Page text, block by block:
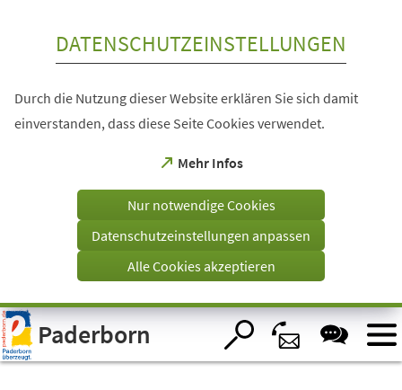
Visuelle
Assistenzsoftware
öffnen.
DATENSCHUTZEINSTELLUNGEN
Durch die Nutzung dieser Website erklären Sie sich damit
einverstanden, dass diese Seite Cookies verwendet.
Mehr Infos
(Öffnet
einem
Tab)
Nur notwendige Cookies
Datenschutzeinstellungen anpassen
Alle Cookies akzeptieren
Paderborn